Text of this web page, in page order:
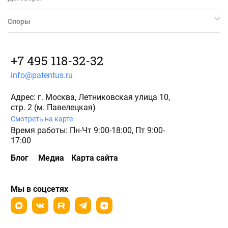
Споры
+7 495 118-32-32
info@patentus.ru
Адрес: г. Москва, Летниковская улица 10,
стр. 2 (м. Павелецкая)
Смотреть на карте
Время работы: Пн-Чт 9:00-18:00, Пт 9:00-
17:00
Блог
Медиа Карта сайта
Мы в соцсетях